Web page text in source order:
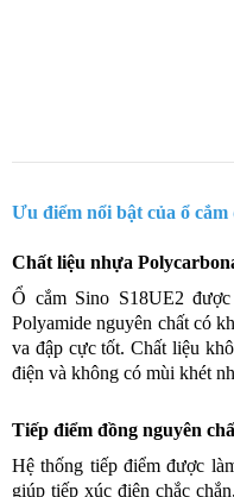
Ưu điểm nổi bật của ổ
Chất liệu nhựa
Ổ cắm Sino S18UE2
Polyamide nguyên chất có
va đập cực tốt. Chất liệu
điện và không có mùi khét
Tiếp điểm đồng nguyên
Hệ thống tiếp điểm được
giúp tiếp xúc điện chắc